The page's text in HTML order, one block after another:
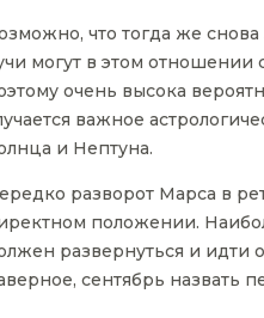
что тогда же снова
могут в этом отношении
очень высока
важное
и Нептуна.
разворот Марса в
положении.
развернуться и идти
сентябрь назвать